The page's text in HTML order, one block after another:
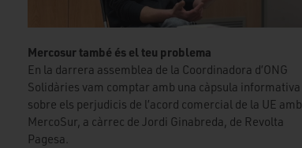
Mercosur també és el teu problema
En la darrera assemblea de la Coordinadora d’ONG
Solidàries vam comptar amb una càpsula informativa
sobre els perjudicis de l’acord comercial de la UE amb
MercoSur, a càrrec de Jordi Ginabreda, de Revolta
Pagesa.